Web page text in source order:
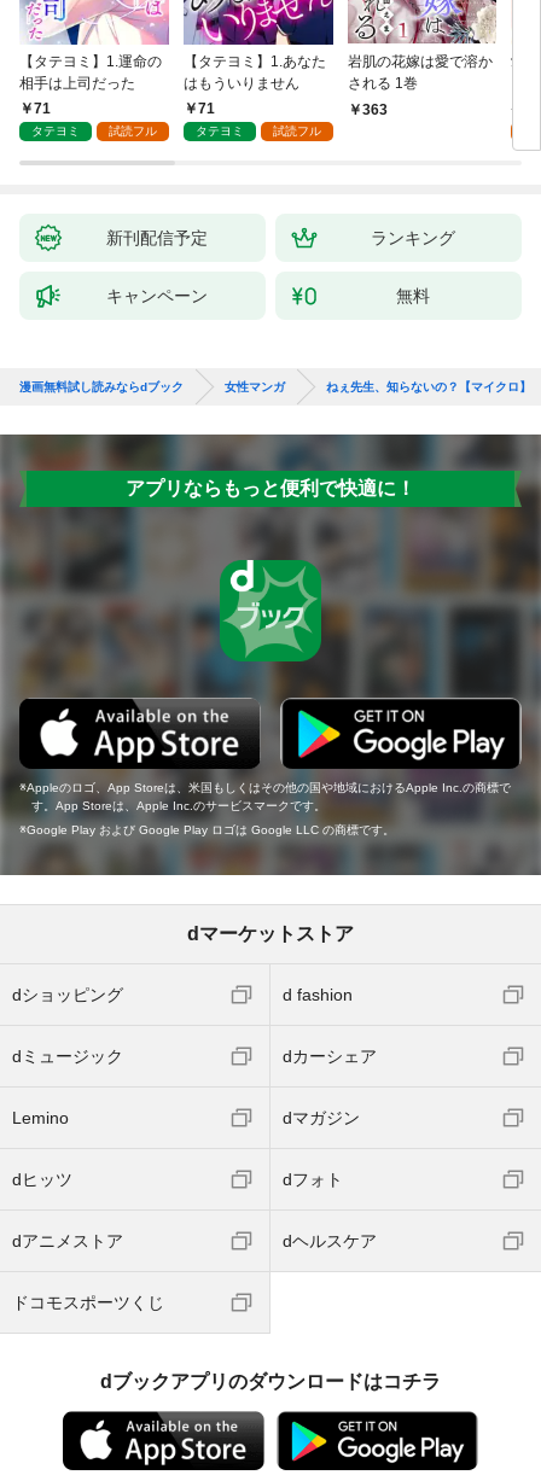
【タテヨミ】1.運命の
相手は上司だった
71
タテヨミ 試読フル
【タテヨミ】1.あなた
はもういりません
71
タテヨミ 試読フル
岩肌の花嫁は愛で溶か
される 1巻
363
愛
新刊配信予定 ランキング
キャンペーン 無料
漫画無料試し読みならdブック 女性マンガ ねぇ先生、知らないの？【マイクロ】
アプリならもっと便利で快適に！
Appleのロゴ、App Storeは、米国もしくはその他の国や地域におけるApple Inc.の商標で
す。App Storeは、Apple Inc.のサービスマークです。
Google Play および Google Play ロゴは Google LLC の商標です。
dマーケットストア
dショッピング d fashion
dミュージック dカーシェア
Lemino dマガジン
dヒッツ dフォト
dアニメストア dヘルスケア
ドコモスポーツくじ
dブックアプリのダウンロードはコチラ